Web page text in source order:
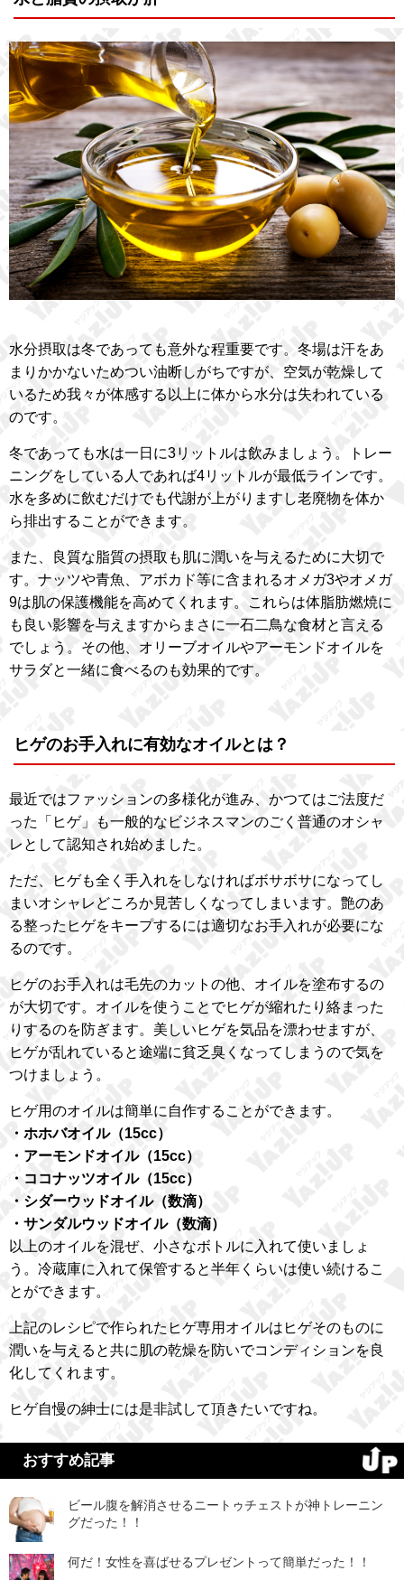
水分摂取は冬であっても意外な程重要です。冬場は汗をあ
まりかかないためつい油断しがちですが、空気が乾燥して
いるため我々が体感する以上に体から水分は失われている
のです。
冬であっても水は一日に3リットルは飲みましょう。トレー
ニングをしている人であれば4リットルが最低ラインです。
水を多めに飲むだけでも代謝が上がりますし老廃物を体か
ら排出することができます。
また、良質な脂質の摂取も肌に潤いを与えるために大切で
す。ナッツや青魚、アボカド等に含まれるオメガ3やオメガ
9は肌の保護機能を高めてくれます。これらは体脂肪燃焼に
も良い影響を与えますからまさに一石二鳥な食材と言える
でしょう。その他、オリーブオイルやアーモンドオイルを
サラダと一緒に食べるのも効果的です。
ヒゲのお手入れに有効なオイルとは？
最近ではファッションの多様化が進み、かつてはご法度だ
った「ヒゲ」も一般的なビジネスマンのごく普通のオシャ
レとして認知され始めました。
ただ、ヒゲも全く手入れをしなければボサボサになってし
まいオシャレどころか見苦しくなってしまいます。艶のあ
る整ったヒゲをキープするには適切なお手入れが必要にな
るのです。
ヒゲのお手入れは毛先のカットの他、オイルを塗布するの
が大切です。オイルを使うことでヒゲが縮れたり絡まった
りするのを防ぎます。美しいヒゲを気品を漂わせますが、
ヒゲが乱れていると途端に貧乏臭くなってしまうので気を
つけましょう。
ヒゲ用のオイルは簡単に自作することができます。
・ホホバオイル（15cc）
・アーモンドオイル（15cc）
・ココナッツオイル（15cc）
・シダーウッドオイル（数滴）
・サンダルウッドオイル（数滴）
以上のオイルを混ぜ、小さなボトルに入れて使いましょ
う。冷蔵庫に入れて保管すると半年くらいは使い続けるこ
とができます。
上記のレシピで作られたヒゲ専用オイルはヒゲそのものに
潤いを与えると共に肌の乾燥を防いでコンディションを良
化してくれます。
ヒゲ自慢の紳士には是非試して頂きたいですね。
おすすめ記事
ビール腹を解消させるニートゥチェストが神トレーニン
グだった！！
何だ！女性を喜ばせるプレゼントって簡単だった！！